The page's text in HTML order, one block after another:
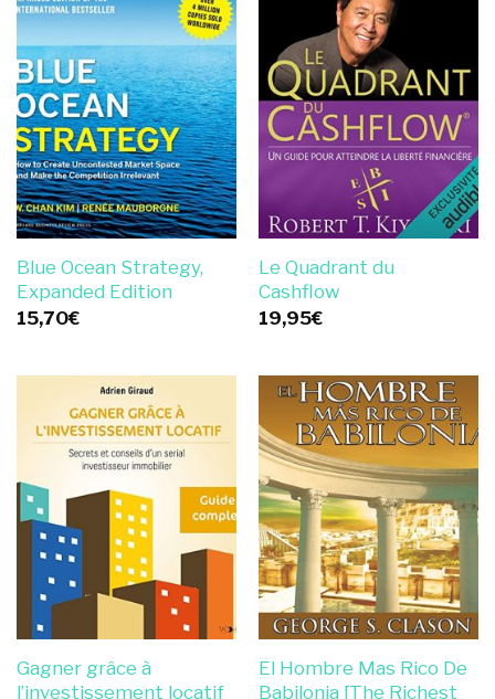
Blue Ocean Strategy,
Expanded Edition
15,70€
Le Quadrant du
Cashflow
19,95€
Gagner grâce à
l’investissement locatif
El Hombre Mas Rico De
Babilonia [The Richest